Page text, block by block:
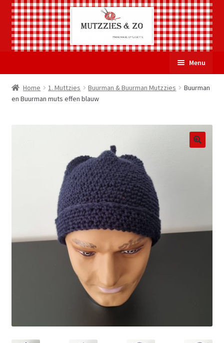
naar
navigatie
de
inhoud
Menu
Welkom
Home 1. Muttzies Buurman & Buurman Mutzzies
Buurman
en Buurman muts effen blauw